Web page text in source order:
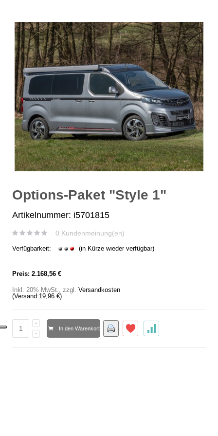
Options-Paket "Style 1"
Artikelnummer: i5701815
0 Kundenmeinung(en)
Verfügbarkeit: (in Kürze wieder verfügbar)
Preis: 2.168,56 €
Inkl. 20% MwSt. zzgl. Versandkosten
(Versand:19,96 €)
In den Warenkorb